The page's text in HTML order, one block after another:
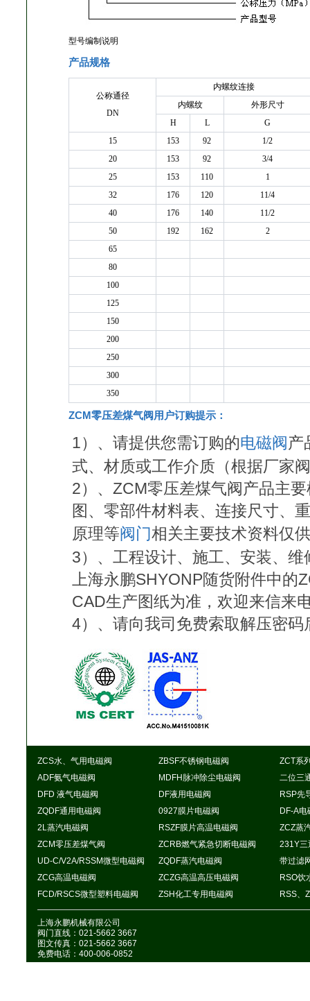
型号编制说明
产品规格
公称通径
DN
内螺纹连接
内螺纹
外形尺寸
H
L
G
15
153 92
1/2
20
153 92
3/4
25
153 110
1
32
176 120
11/4
40
176 140
11/2
50
192 162
2
65
80
100
125
150
200
250
300
350
ZCM零压差煤气阀用户订购提示：
1）、请提供您需订购的电磁阀产
式、材质或工作介质（根据厂家
2）、ZCM零压差煤气阀产品主
图、零部件材料表、连接尺寸、
原理等阀门相关主要技术资料仅
3）、工程设计、施工、安装、
上海永鹏SHYONP随货附件中
CAD生产图纸为准，欢迎来信来
4）、请向我司免费索取解压密
ZCS水、气用电磁阀 ZBSF不锈钢电磁阀
ZCT系
ADF氨气电磁阀
MDFH脉冲除尘电磁阀
二位三
DFD 液气电磁阀
DF液用电磁阀
RSP先
ZQDF通用电磁阀
0927膜片电磁阀
DF-A电
2L蒸汽电磁阀
RSZF膜片高温电磁阀
ZCZ蒸
ZCM零压差煤气阀
ZCRB燃气紧急切断电磁阀
231Y三
UD-C/V2A/RSSM微型电磁阀
ZQDF蒸汽电磁阀
带过滤
ZCG高温电磁阀
ZCZG高温高压电磁阀
RSO饮
FCD/RSCS微型塑料电磁阀
ZSH化工专用电磁阀 RSS、
上海永鹏机械有限公司
阀门直线：021-5662 3667
图文传真：021-5662 3667
免费电话：400-006-0852